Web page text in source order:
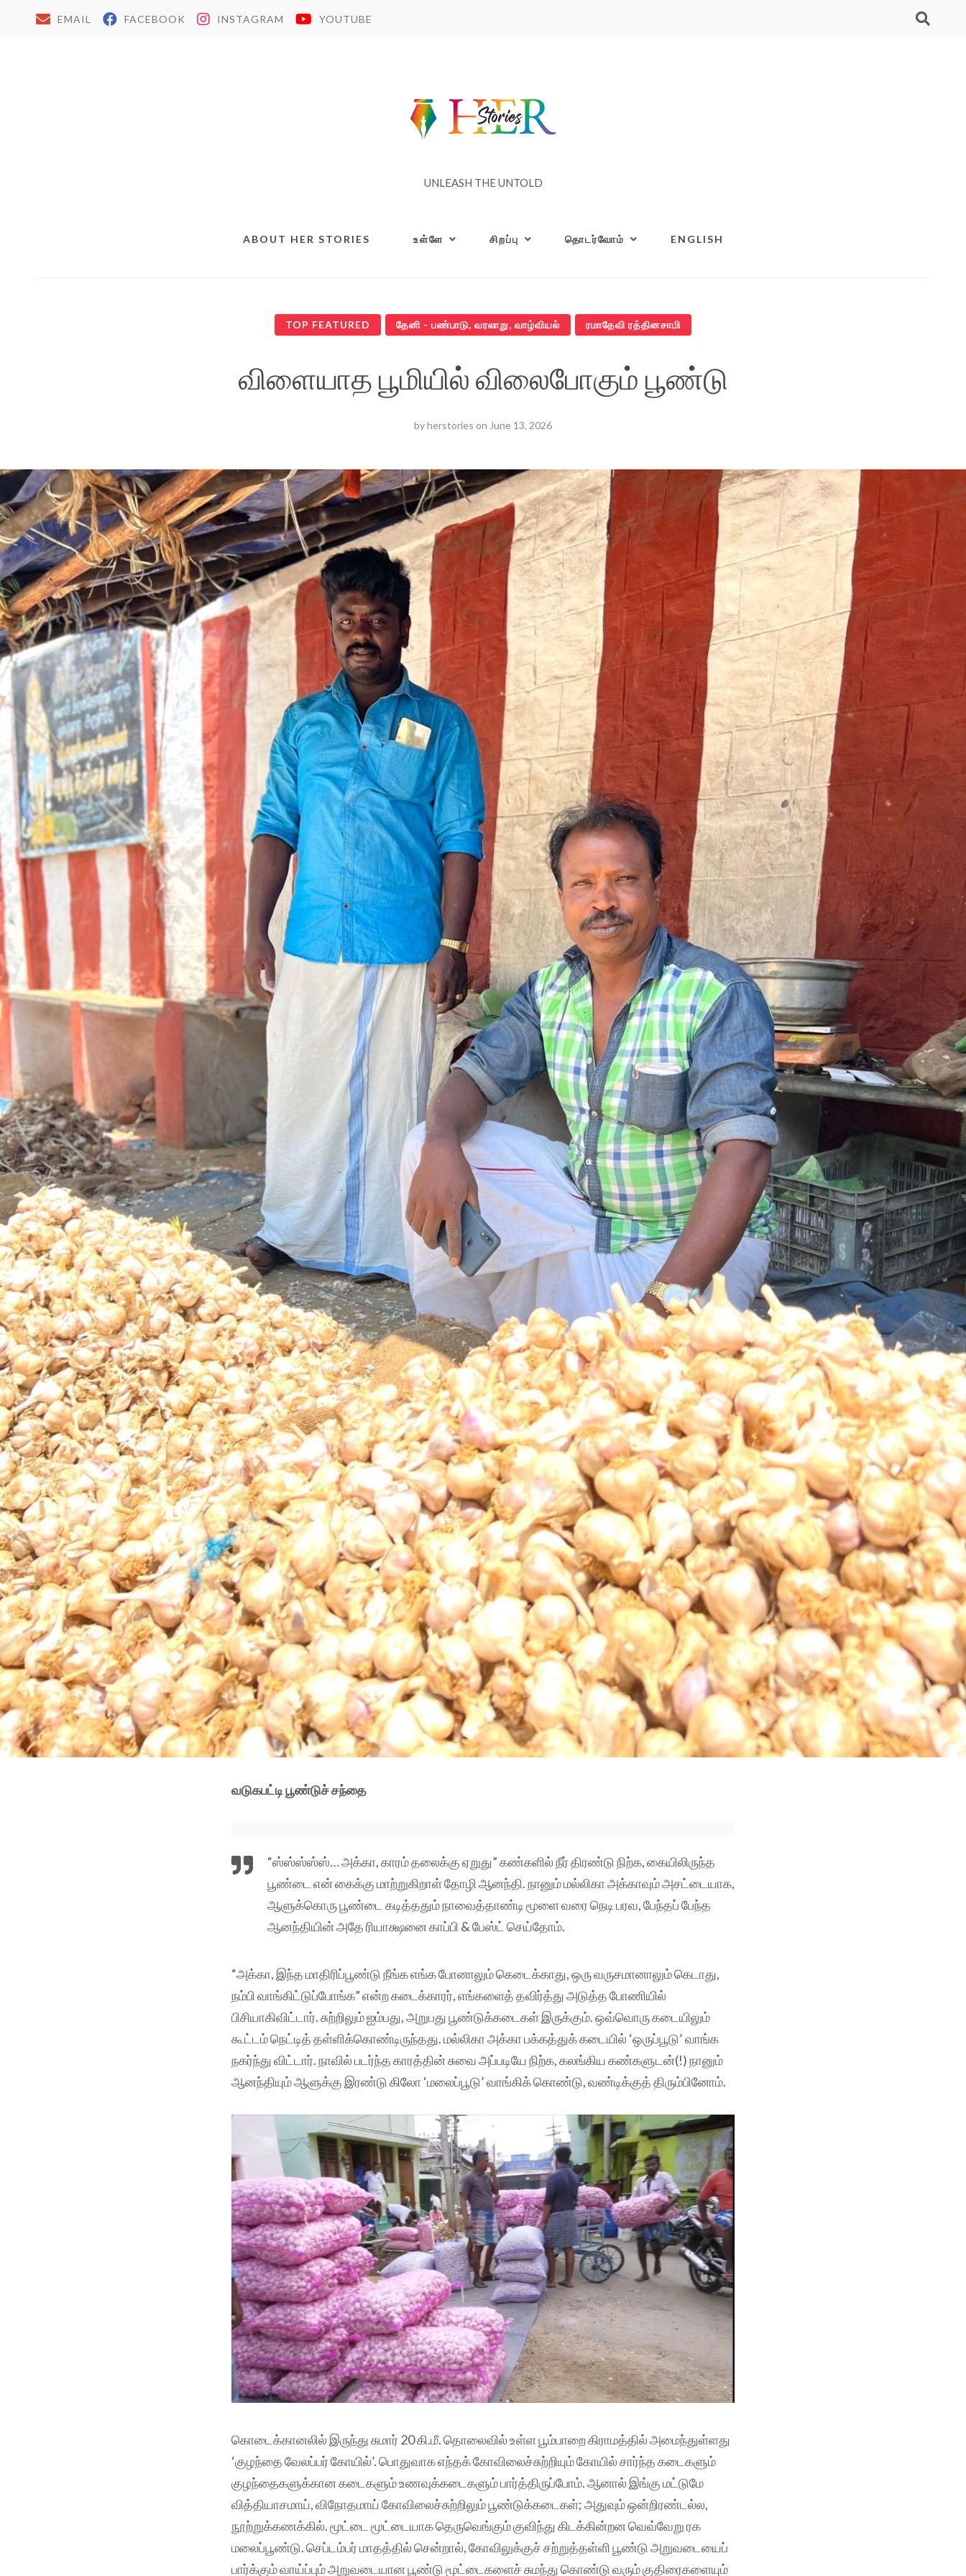
EMAIL FACEBOOK INSTAGRAM YOUTUBE
UNLEASH THE UNTOLD
ABOUT HER STORIES உள்ளே சிறப்பு தொடர்வோம் ENGLISH
TOP FEATURED தேனி - பண்பாடு, வரலாறு, வாழ்வியல் ரமாதேவி ரத்தினசாமி
விளையாத பூமியில் விலைபோகும் பூண்டு
byherstories on June 13, 2026
வடுகபட்டி பூண்டுச் சந்தை
“ஸ்ஸ்ஸ்ஸ்ஸ்… அக்கா, காரம் தலைக்கு ஏறுது” கண்களில் நீர் திரண்டு நிற்க, கையிலிருந்த
பூண்டை என் கைக்கு மாற்றுகிறாள் தோழி ஆனந்தி. நானும் மல்லிகா அக்காவும் அசட்டையாக,
ஆளுக்கொரு பூண்டை கடித்ததும் நாவைத்தாண்டி மூளை வரை நெடி பரவ, பேந்தப் பேந்த
ஆனந்தியின் அதே ரியாக்ஷனை காப்பி & பேஸ்ட் செய்தோம்.
“அக்கா, இந்த மாதிரிப்பூண்டு நீங்க எங்க போனாலும் கெடைக்காது, ஒரு வருசமானாலும் கெடாது,
நம்பி வாங்கிட்டுப்போங்க” என்ற கடைக்காரர், எங்களைத் தவிர்த்து அடுத்த போணியில்
பிசியாகிவிட்டார். சுற்றிலும் ஐம்பது, அறுபது பூண்டுக்கடைகள் இருக்கும். ஒவ்வொரு கடையிலும்
கூட்டம் நெட்டித் தள்ளிக்கொண்டிருந்தது. மல்லிகா அக்கா பக்கத்துக் கடையில் ‘ஒருப்பூடு’ வாங்க
நகர்ந்து விட்டார். நாவில் படர்ந்த காரத்தின் சுவை அப்படியே நிற்க, கலங்கிய கண்களுடன்(!) நானும்
ஆனந்தியும் ஆளுக்கு இரண்டு கிலோ ‘மலைப்பூடு’ வாங்கிக் கொண்டு, வண்டிக்குத் திரும்பினோம்.
கொடைக்கானலில் இருந்து சுமார் 20 கி.மீ. தொலைவில் உள்ள பூம்பாறை கிராமத்தில் அமைந்துள்ளது
‘குழந்தை வேலப்பர் கோயில்’. பொதுவாக எந்தக் கோவிலைச்சுற்றியும் கோயில் சார்ந்த கடைகளும்
குழந்தைகளுக்கான கடைகளும் உணவுக்கடைகளும் பார்த்திருப்போம். ஆனால் இங்கு மட்டுமே
வித்தியாசமாய், விநோதமாய் கோவிலைச்சுற்றிலும் பூண்டுக்கடைகள்; அதுவும் ஒன்றிரண்டல்ல,
நூற்றுக்கணக்கில். மூட்டை மூட்டையாக தெருவெங்கும் குவிந்து கிடக்கின்றன வெவ்வேறு ரக
மலைப்பூண்டு. செப்டம்பர் மாதத்தில் சென்றால், கோவிலுக்குச் சற்றுத்தள்ளி பூண்டு அறுவடையைப்
பார்க்கும் வாய்ப்பும் அறுவடையான பூண்டு மூட்டைகளைச் சுமந்து கொண்டு வரும் குதிரைகளையும்